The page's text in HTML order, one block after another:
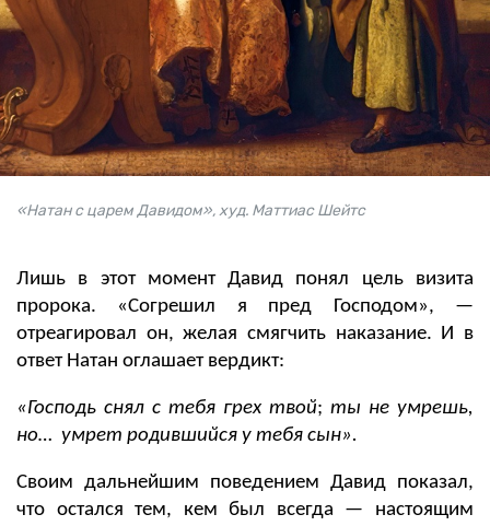
«Натан с царем Давидом», худ. Маттиас Шейтс
Лишь в этот момент Давид понял цель визита
пророка. «Согрешил я пред Господом», —
отреагировал он, желая смягчить наказание. И в
ответ Натан оглашает вердикт:
«Господь снял с тебя грех твой; ты не умрешь,
но… умрет родившийся у тебя сын».
Своим дальнейшим поведением Давид показал,
что остался тем, кем был всегда — настоящим